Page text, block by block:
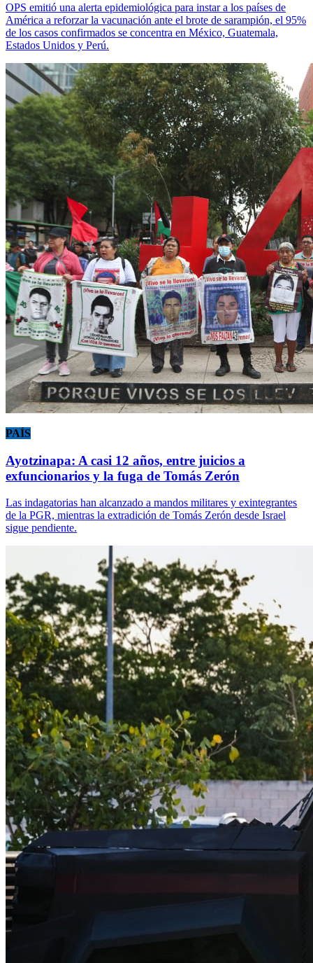
OPS emitió una alerta epidemiológica para instar a los países de
América a reforzar la vacunación ante el brote de sarampión, el 95%
de los casos confirmados se concentra en México, Guatemala,
Estados Unidos y Perú.
PAÍS
Ayotzinapa: A casi 12 años, entre juicios a
exfuncionarios y la fuga de Tomás Zerón
Las indagatorias han alcanzado a mandos militares y exintegrantes
de la PGR, mientras la extradición de Tomás Zerón desde Israel
sigue pendiente.